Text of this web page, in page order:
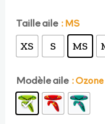
initial
était :
5380,00 €.
est
Taille aile : MS
XS S MS
Modèle aile :